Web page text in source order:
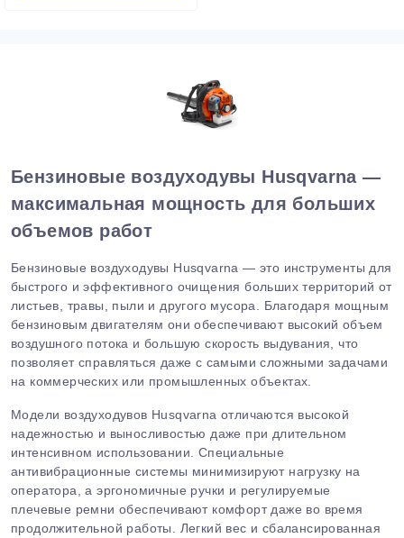
Бензиновые воздуходувы Husqvarna —
максимальная мощность для больших
объемов работ
Бензиновые воздуходувы Husqvarna — это инструменты для
быстрого и эффективного очищения больших территорий от
листьев, травы, пыли и другого мусора. Благодаря мощным
бензиновым двигателям они обеспечивают высокий объем
воздушного потока и большую скорость выдувания, что
позволяет справляться даже с самыми сложными задачами
на коммерческих или промышленных объектах.
Модели воздуходувов Husqvarna отличаются высокой
надежностью и выносливостью даже при длительном
интенсивном использовании. Специальные
антивибрационные системы минимизируют нагрузку на
оператора, а эргономичные ручки и регулируемые
плечевые ремни обеспечивают комфорт даже во время
продолжительной работы. Легкий вес и сбалансированная